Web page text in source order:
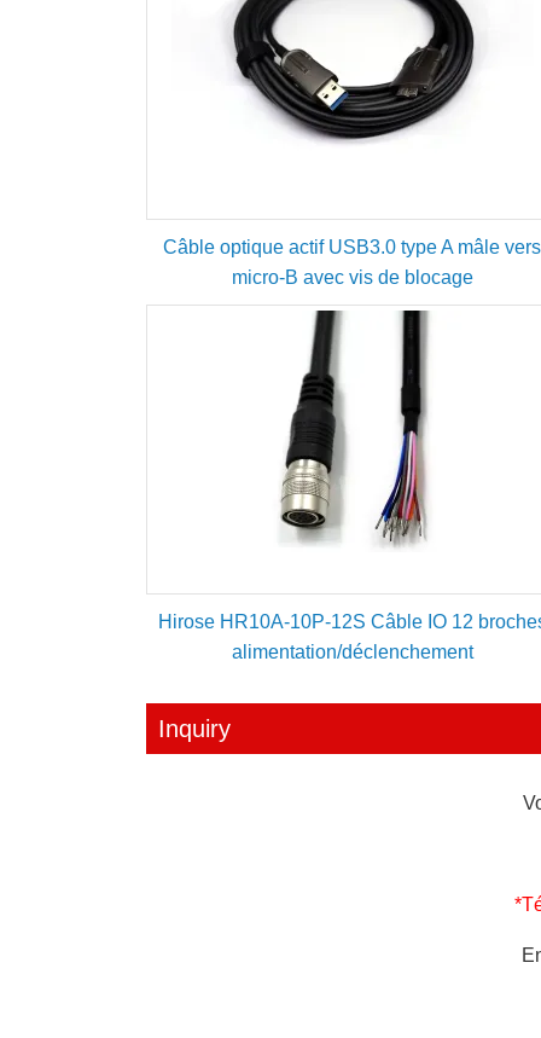
Câble optique actif USB3.0 type A mâle vers
micro-B avec vis de blocage
Hirose HR10A-10P-12S Câble IO 12
alimentation/déclenchement
Inquiry